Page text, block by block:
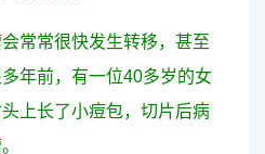
常常很快发生转移，甚至
年前，有一位40多岁的女
上长了小痘包，切片后病